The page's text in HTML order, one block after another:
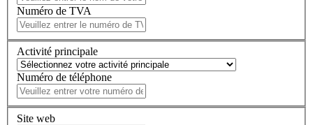
Numéro de TVA
Activité principale
Numéro de téléphone
Site web